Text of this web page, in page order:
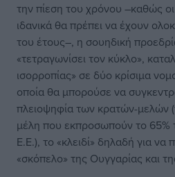
την πίεση του χρόνου –καθώς
ιδανικά θα πρέπει να έχουν
του έτους–, η σουηδική
«τετραγωνίσει τον κύκλο»,
ισορροπίας» σε δύο κρίσιμα
οποία θα μπορούσε να
πλειοψηφία των κρατών-μελών
μέλη που εκπροσωπούν το 65%
Ε.Ε.), το «κλειδί» δηλαδή για
«σκόπελο» της Ουγγαρίας και